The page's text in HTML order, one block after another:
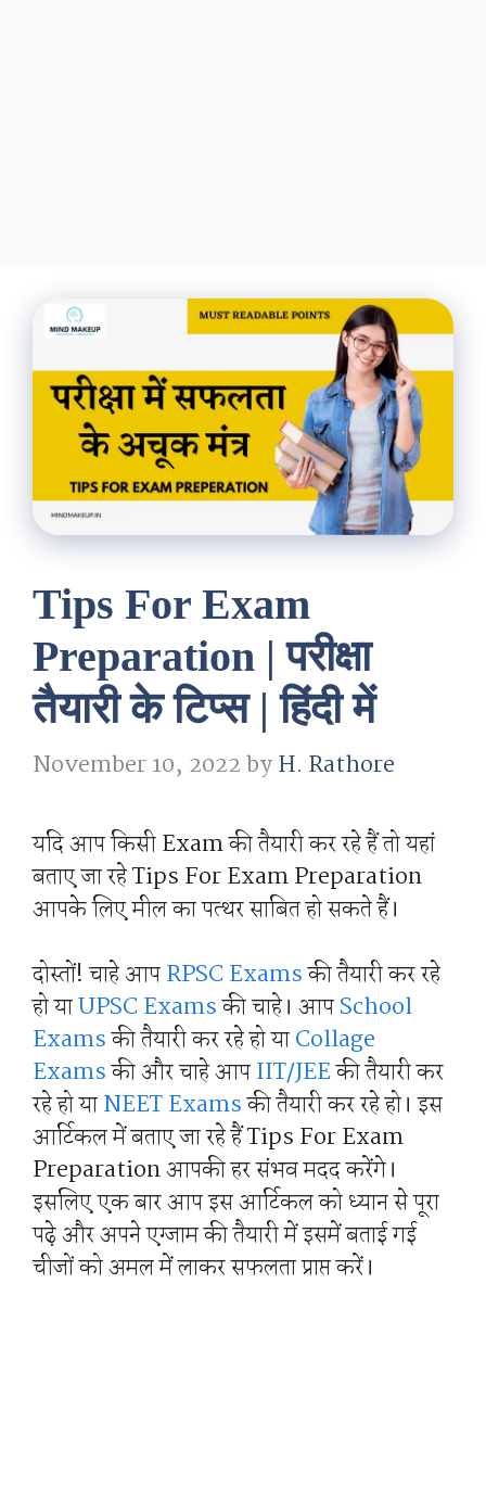
Tips For Exam
Preparation | परीक्षा
तैयारी के टिप्स | हिंदी में
November 10, 2022byH. Rathore
यदि आप किसी Exam की तैयारी कर रहे हैं तो यहां
बताए जा रहे Tips For Exam Preparation
आपके लिए मील का पत्थर साबित हो सकते हैं।
दोस्तों! चाहे आपRPSC Examsकी तैयारी कर रहे
हो याUPSC Examsकी चाहे। आपSchool
Examsकी तैयारी कर रहे हो याCollage
Examsकी और चाहे आपIIT/JEEकी तैयारी कर
रहे हो याNEET Examsकी तैयारी कर रहे हो। इस
आर्टिकल में बताए जा रहे हैं Tips For Exam
Preparation आपकी हर संभव मदद करेंगे।
इसलिए एक बार आप इस आर्टिकल को ध्यान से पूरा
पढ़े और अपने एग्जाम की तैयारी में इसमें बताई गई
चीजों को अमल में लाकर सफलता प्राप्त करें।